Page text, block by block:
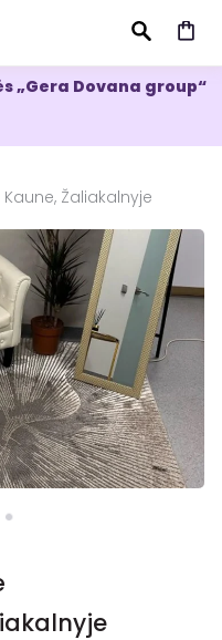
IEŠKOTI
„Gera Dovana group“
Žaliakalnyje